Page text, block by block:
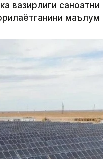
вазирлиги саноатни
маълум